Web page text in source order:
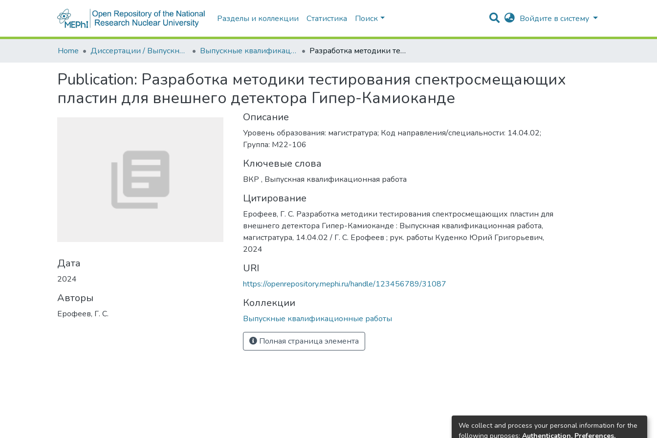
Разделы и коллекции Статистика Поиск Войдите в систему
Home Диссертации / Выпускные квалификационные работы Выпускные квалификационные работы Разработка методики тестирования спектросмещающих пластин для внешнего детектора Гипер-Камиоканде
Publication: Разработка методики тестирования спектросмещающих
пластин для внешнего детектора Гипер-Камиоканде
Дата
2024
Авторы
Ерофеев, Г. С.
Описание
Уровень образования: магистратура; Код направления/специальности: 14.04.02;
Группа: М22-106
Ключевые слова
ВКР , Выпускная квалификационная работа
Цитирование
Ерофеев, Г. С. Разработка методики тестирования спектросмещающих пластин для
внешнего детектора Гипер-Камиоканде : Выпускная квалификационная работа,
магистратура, 14.04.02 / Г. С. Ерофеев ; рук. работы Куденко Юрий Григорьевич,
2024
URI
https://openrepository.mephi.ru/handle/123456789/31087
Коллекции
Выпускные квалификационные работы
Полная страница элемента
We collect and process your personal information for the
following purposes: Authentication, Preferences,